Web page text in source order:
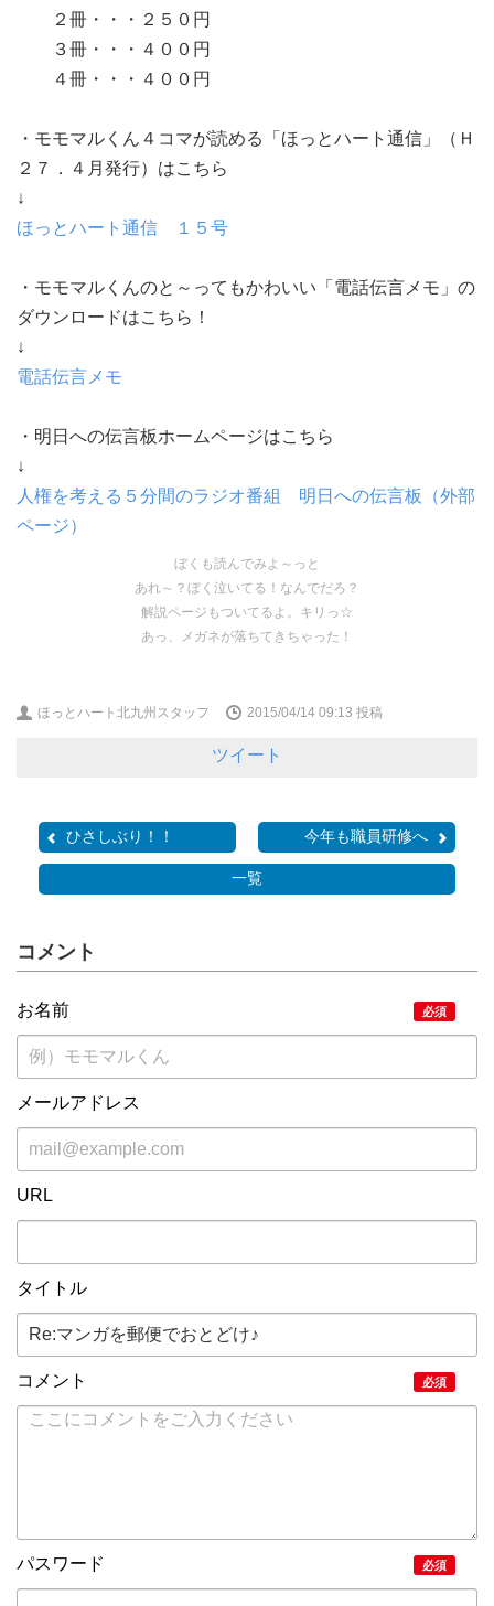
２冊・・・２５０円
３冊・・・４００円
４冊・・・４００円
・モモマルくん４コマが読める「ほっとハート通信」（Ｈ
２７．４月発行）はこちら
↓
ほっとハート通信 １５号
・モモマルくんのと～ってもかわいい「電話伝言メモ」の
ダウンロードはこちら！
↓
電話伝言メモ
・明日への伝言板ホームページはこちら
↓
人権を考える５分間のラジオ番組 明日への伝言板（外部
ページ）
ぼくも読んでみよ～っと
あれ～？ぼく泣いてる！なんでだろ？
解説ページもついてるよ。キリっ☆
あっ、メガネが落ちてきちゃった！
ほっとハート北九州スタッフ 2015/04/14 09:13 投稿
ツイート
ひさしぶり！！ 今年も職員研修へ
一覧
コメント
お名前 必須
メールアドレス
URL
タイトル
コメント 必須
パスワード 必須